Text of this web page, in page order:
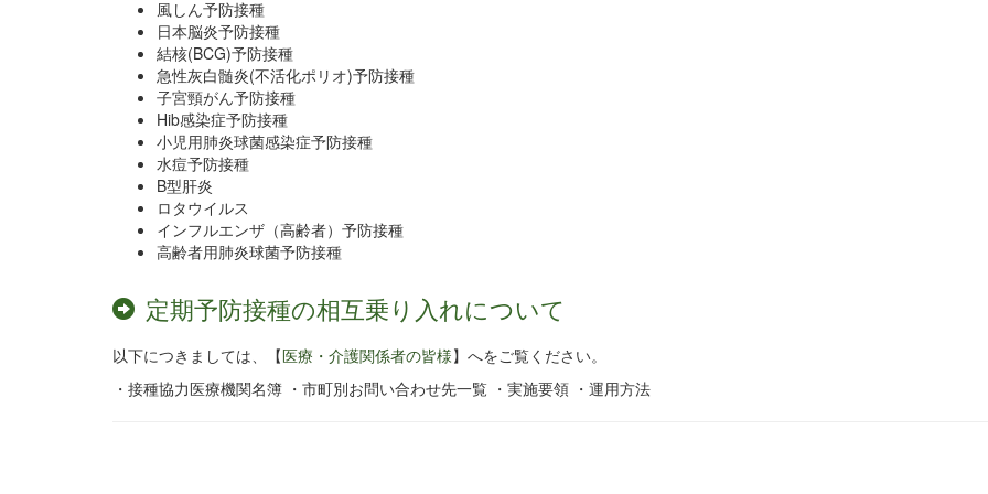
風しん予防接種
日本脳炎予防接種
結核(BCG)予防接種
急性灰白髄炎(不活化ポリオ)予防接種
子宮頸がん予防接種
Hib感染症予防接種
小児用肺炎球菌感染症予防接種
水痘予防接種
B型肝炎
ロタウイルス
インフルエンザ（高齢者）予防接種
高齢者用肺炎球菌予防接種
定期予防接種の相互乗り入れについて
以下につきましては、【医療・介護関係者の皆様】へをご覧ください。
・接種協力医療機関名簿 ・市町別お問い合わせ先一覧 ・実施要領 ・運用方法